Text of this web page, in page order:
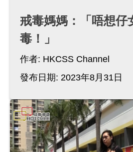
戒毒媽媽：「唔想仔
毒！」
作者: HKCSS Channel
發布日期: 2023年8月31日